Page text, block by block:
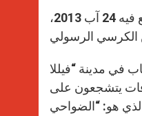
p
p
g
e
r
o
k
استقبل البابا فرنسيس صديقه الأب بيبي، أي الأب خوسي ماريا دي باولو، في الفاتيكان يوم السبت الواقع فيه 24 آب 2013،
يقدمونها للشباب في مدينة “فيللا
لا الشرطة ولا الإسعافات يتشجعون على
هو: “الضواحي